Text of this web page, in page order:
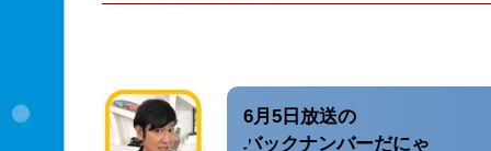
6月5日放送の
バックナンバーだにゃ